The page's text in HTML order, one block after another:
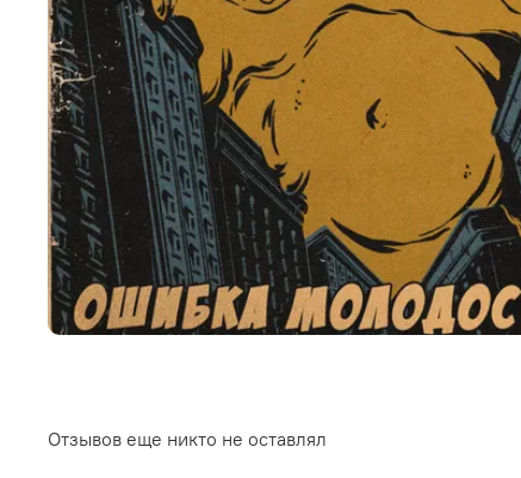
Отзывов еще никто не оставлял